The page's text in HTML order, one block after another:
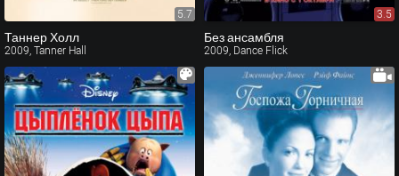
5.7
Таннер Холл
2009, Tanner Hall
3.5
Без ансамбля
2009, Dance Flick